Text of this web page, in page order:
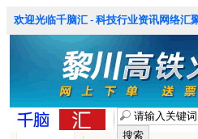
欢迎光临千脑汇 - 科技行业资讯网络汇